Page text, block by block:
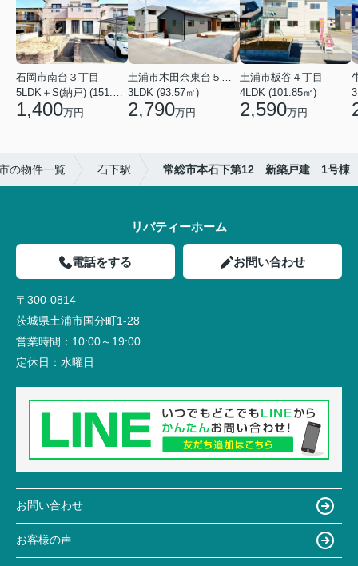
石岡市南台３丁目
1,400万円
3LDK (93.57㎡)
2,790万円
土浦市板谷４丁目
4LDK (101.85㎡)
2,590万円
の物件一覧 石下駅 常総市本石下第12 新築戸建 1号棟
リバティーホーム
電話をする お問い合わせ
〒300-0814
茨城県土浦市国分町1-28
営業時間： 10:00～19:00
定休日： 水曜日
お問い合わせ
お客様の声